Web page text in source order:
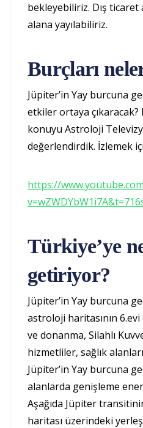
bekleyebiliriz. Dış ticaret
alana yayılabiliriz.
Burçları
Jüpiter’in Yay burcuna
etkiler ortaya
konuyu Astroloji
değerlendirdik. İzlemek
https://
Türkiye’ye
getiriyor?
Jüpiter’in Yay burcuna
astroloji haritasının
ve donanma, Silahlı
hizmetliler, sağlık
Jüpiter’in Yay burcuna
alanlarda genişleme
Aşağıda Jüpiter
haritası üzerindeki